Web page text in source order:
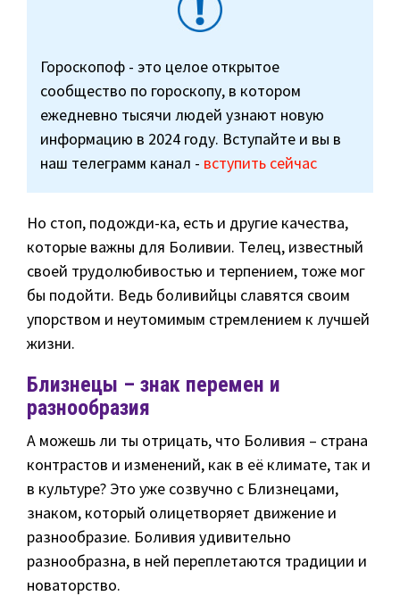
Гороскопоф - это целое открытое
сообщество по гороскопу, в котором
ежедневно тысячи людей узнают новую
информацию в 2024 году. Вступайте и вы в
наш телеграмм канал - вступить сейчас
Но стоп, подожди-ка, есть и другие качества,
которые важны для Боливии. Телец, известный
своей трудолюбивостью и терпением, тоже мог
бы подойти. Ведь боливийцы славятся своим
упорством и неутомимым стремлением к лучшей
жизни.
Близнецы – знак перемен и
разнообразия
А можешь ли ты отрицать, что Боливия – страна
контрастов и изменений, как в её климате, так и
в культуре? Это уже созвучно с Близнецами,
знаком, который олицетворяет движение и
разнообразие. Боливия удивительно
разнообразна, в ней переплетаются традиции и
новаторство.